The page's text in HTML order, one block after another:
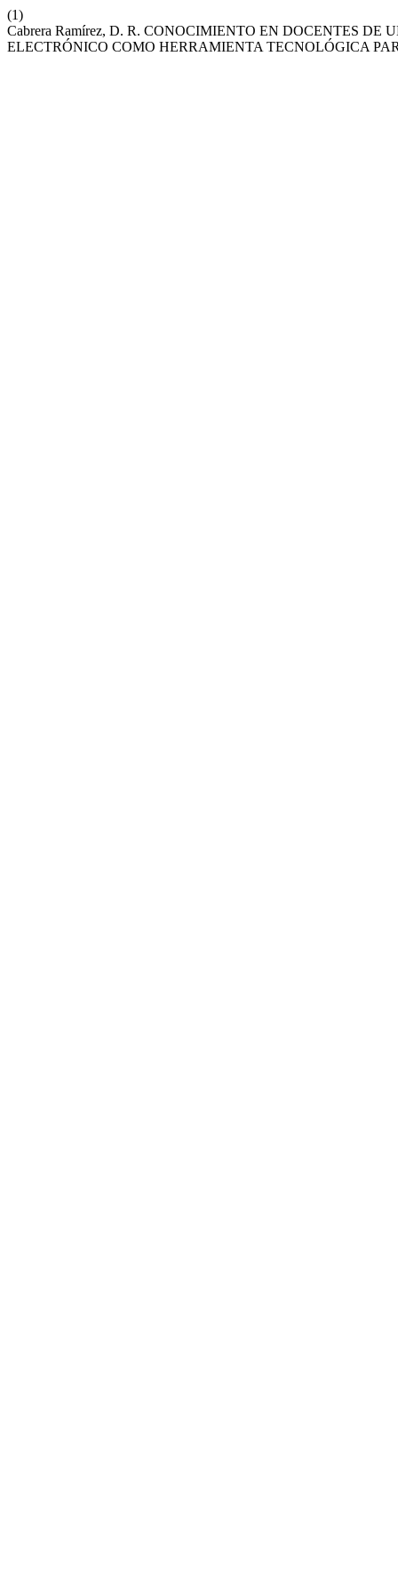
(1)
Cabrera Ramírez, D. R. CONOCIMIENTO EN DOCENTES
ELECTRÓNICO COMO HERRAMIENTA TECNOLÓGICA